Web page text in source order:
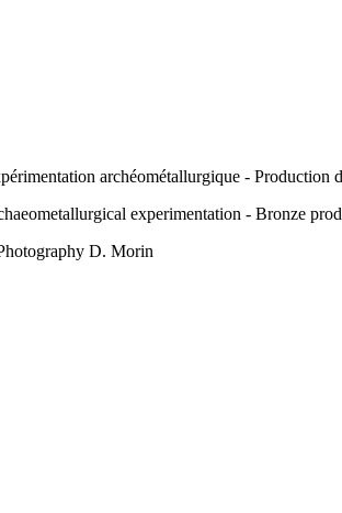
archéométallurgique - Production
experimentation - Bronze
D. Morin